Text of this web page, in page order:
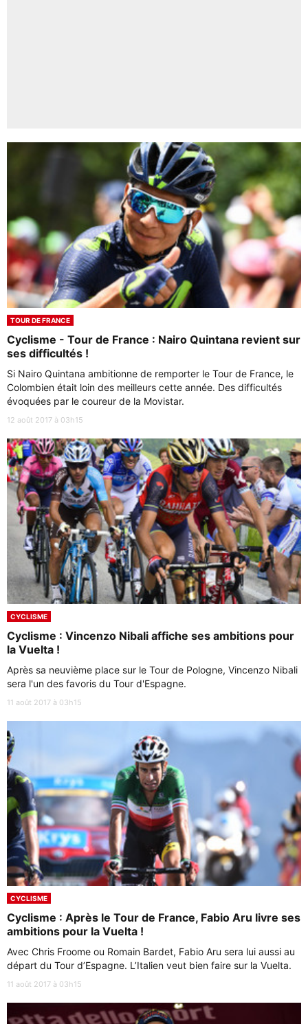
TOUR DE FRANCE
Cyclisme - Tour de France : Nairo Quintana revient sur
ses difficultés !
Si Nairo Quintana ambitionne de remporter le Tour de France, le
Colombien était loin des meilleurs cette année. Des difficultés
évoquées par le coureur de la Movistar.
12 août 2017 à 03h15
CYCLISME
Cyclisme : Vincenzo Nibali affiche ses ambitions pour
la Vuelta !
Après sa neuvième place sur le Tour de Pologne, Vincenzo Nibali
sera l'un des favoris du Tour d'Espagne.
11 août 2017 à 03h15
CYCLISME
Cyclisme : Après le Tour de France, Fabio Aru livre ses
ambitions pour la Vuelta !
Avec Chris Froome ou Romain Bardet, Fabio Aru sera lui aussi au
départ du Tour d’Espagne. L’Italien veut bien faire sur la Vuelta.
11 août 2017 à 03h15